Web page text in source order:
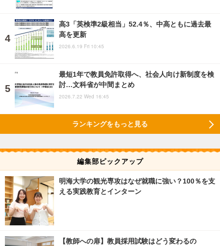
高3「英検準2級相当」52.4％、中高ともに過去最
高を更新
2026.6.19 Fri 10:45
最短1年で教員免許取得へ、社会人向け新制度を検
討…文科省が中間まとめ
2026.7.22 Wed 16:45
ランキングをもっと見る
編集部ピックアップ
明海大学の観光専攻はなぜ就職に強い？100％を支
える実践教育とインターン
【教師への扉】教員採用試験はどう変わるの